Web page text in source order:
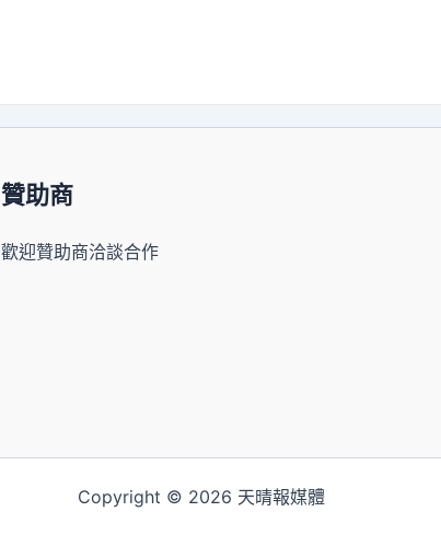
贊助商
歡迎贊助商洽談合作
Copyright © 2026 天晴報媒體